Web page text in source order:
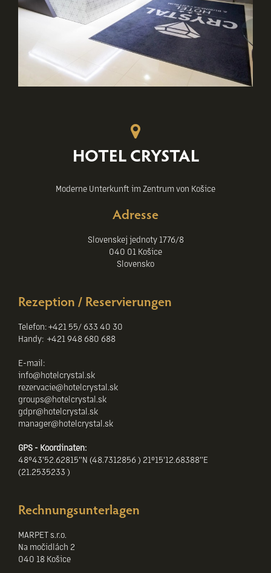
HOTEL CRYSTAL
Moderne Unterkunft im Zentrum von Košice
Adresse
Slovenskej jednoty 1776/8
040 01 Košice
Slovensko
Rezeption / Reservierungen
Telefon: +421 55/ 633 40 30
Handy: +421 948 680 688
E-mail:
info@hotelcrystal.sk
rezervacie@hotelcrystal.sk
groups@hotelcrystal.sk
gdpr@hotelcrystal.sk
manager@hotelcrystal.sk
GPS - Koordinaten:
48°43'52.62815"N (48.7312856 ) 21°15'12.68388"E
(21.2535233 )
Rechnungsunterlagen
MARPET s.r.o.
Na močidlách 2
040 18 Košice